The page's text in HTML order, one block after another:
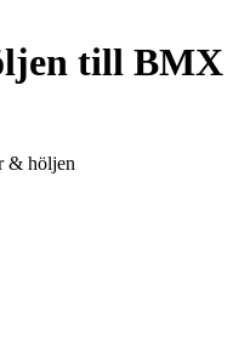
till BMX
& höljen